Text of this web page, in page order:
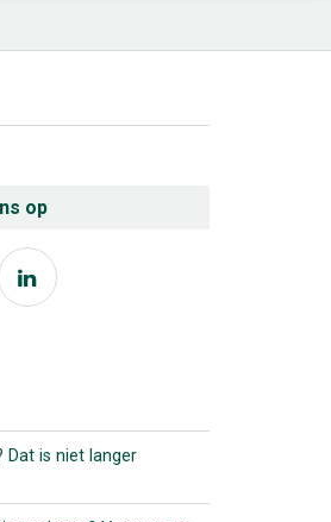
op
Dat is niet langer